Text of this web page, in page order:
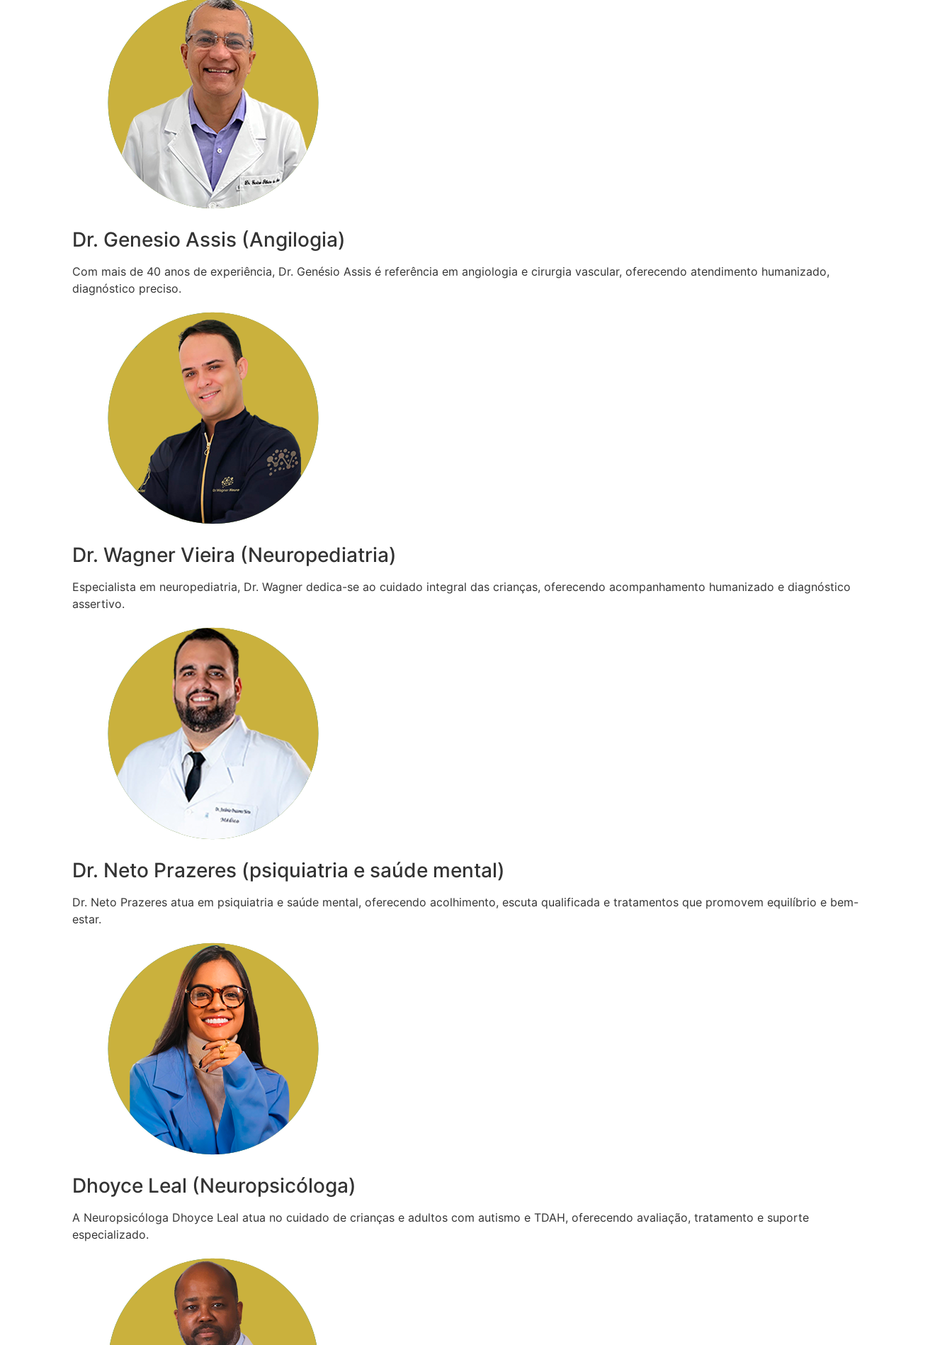
Dr. Genesio Assis (Angilogia)
Com mais de 40 anos de experiência, Dr. Genésio Assis é referência em angiologia e cirurgia vascular, oferecendo atendimento humanizado,
diagnóstico preciso.
Dr. Wagner Vieira (Neuropediatria)
Especialista em neuropediatria, Dr. Wagner dedica-se ao cuidado integral das crianças, oferecendo acompanhamento humanizado e diagnóstico
assertivo.
Dr. Neto Prazeres (psiquiatria e saúde mental)
Dr. Neto Prazeres atua em psiquiatria e saúde mental, oferecendo acolhimento, escuta qualificada e tratamentos que promovem equilíbrio e bem-
estar.
Dhoyce Leal (Neuropsicóloga)
A Neuropsicóloga Dhoyce Leal atua no cuidado de crianças e adultos com autismo e TDAH, oferecendo avaliação, tratamento e suporte
especializado.